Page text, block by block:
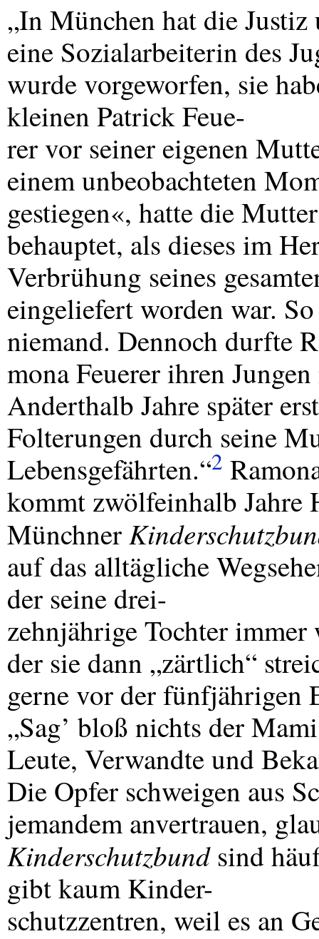
„In München hat die
eine Sozialarbeiterin des
wurde vorgeworfen, sie
kleinen Patrick Feue-
rer vor seiner eigenen
einem unbeobachteten
gestiegen«, hatte die
behauptet, als dieses im
Verbrühung seines
eingeliefert worden war.
niemand. Dennoch durfte
mona Feuerer ihren
Anderthalb Jahre später
Folterungen durch seine
Lebensgefährten.“2
kommt zwölfeinhalb Jahre
Münchner
auf das alltägliche
der seine drei-
zehnjährige Tochter
der sie dann „zärtlich“
gerne vor der fünfjährigen
„Sag’ bloß nichts der
Leute, Verwandte und
Die Opfer schweigen aus
jemandem anvertrauen,
Kinderschutzbundsind
gibt kaum Kinder-
schutzzentren, weil es an